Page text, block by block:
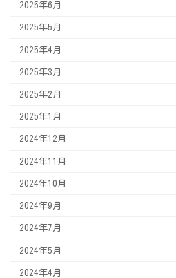
2025年6月
2025年5月
2025年4月
2025年3月
2025年2月
2025年1月
2024年12月
2024年11月
2024年10月
2024年9月
2024年7月
2024年5月
2024年4月